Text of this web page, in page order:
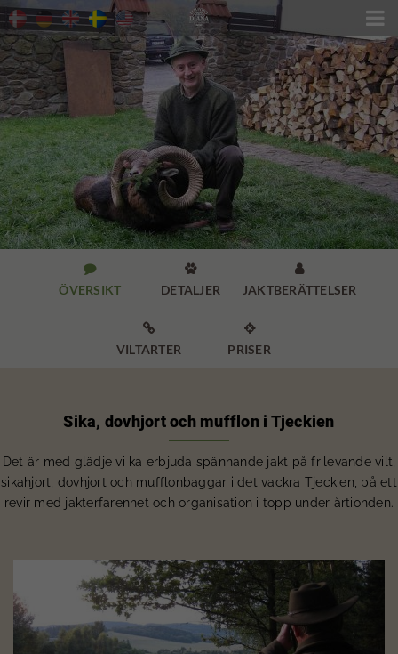


ÖVERSIKT

DETALJER

JAKTBERÄTTELSER

VILTARTER

PRISER
Sika, dovhjort och mufflon i Tjeckien
Det är med glädje vi ka erbjuda spännande jakt på frilevande vilt,
sikahjort, dovhjort och mufflonbaggar i det vackra Tjeckien, på ett
revir med jakterfarenhet och organisation i topp under årtionden.